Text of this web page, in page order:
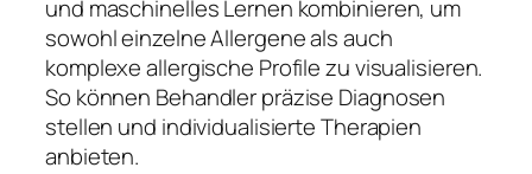
und maschinelles Lernen kombinieren, um
sowohl einzelne Allergene als auch
komplexe allergische Profile zu visualisieren.
So können Behandler präzise Diagnosen
stellen und individualisierte Therapien
anbieten.